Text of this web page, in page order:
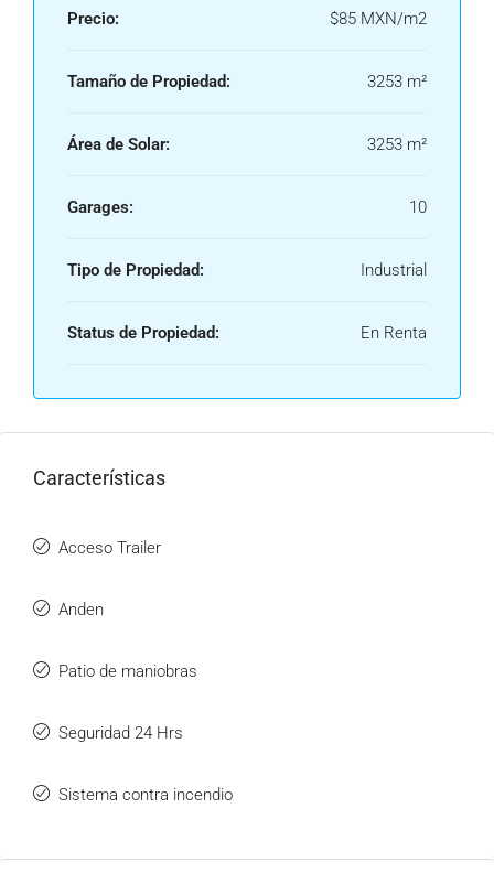
Precio: $85 MXN/m2
Tamaño de Propiedad: 3253 m²
Área de Solar: 3253 m²
Garages: 10
Tipo de Propiedad: Industrial
Status de Propiedad: En Renta
Características
Acceso Trailer
Anden
Patio de maniobras
Seguridad 24 Hrs
Sistema contra incendio